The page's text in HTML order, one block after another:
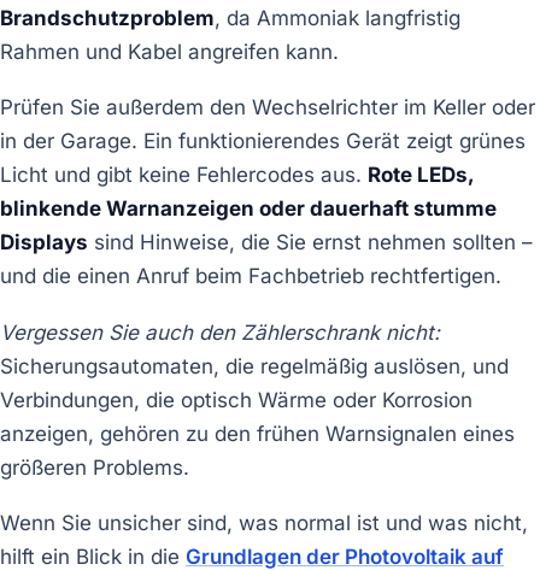
Brandschutzproblem, da Ammoniak langfristig
Rahmen und Kabel angreifen kann.
Prüfen Sie außerdem den Wechselrichter im Keller oder
in der Garage. Ein funktionierendes Gerät zeigt grünes
Licht und gibt keine Fehlercodes aus. Rote LEDs,
blinkende Warnanzeigen oder dauerhaft stumme
Displays sind Hinweise, die Sie ernst nehmen sollten –
und die einen Anruf beim Fachbetrieb rechtfertigen.
Vergessen Sie auch den Zählerschrank nicht:
Sicherungsautomaten, die regelmäßig auslösen, und
Verbindungen, die optisch Wärme oder Korrosion
anzeigen, gehören zu den frühen Warnsignalen eines
größeren Problems.
Wenn Sie unsicher sind, was normal ist und was nicht,
hilft ein Blick in die Grundlagen der Photovoltaik auf